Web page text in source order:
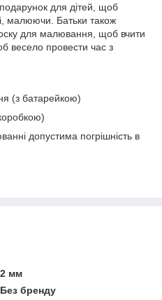
для дітей, щоб
малюючи. Батьки також
для малювання, щоб вчити
весело провести час з
(з батарейкою)
допустима погрішність в
2 мм
Без бренду